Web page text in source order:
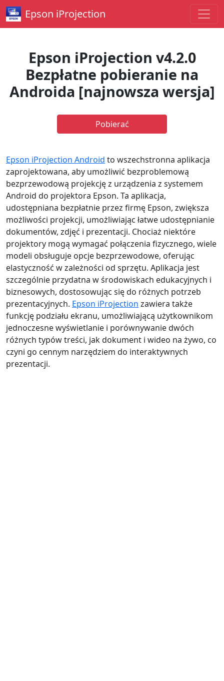
Epson iProjection
Epson iProjection v4.2.0
Bezpłatne pobieranie na
Androida [najnowsza wersja]
Pobierać
Epson iProjection Android to wszechstronna aplikacja
zaprojektowana, aby umożliwić bezproblemową
bezprzewodową projekcję z urządzenia z systemem
Android do projektora Epson. Ta aplikacja,
udostępniana bezpłatnie przez firmę Epson, zwiększa
możliwości projekcji, umożliwiając łatwe udostępnianie
dokumentów, zdjęć i prezentacji. Chociaż niektóre
projektory mogą wymagać połączenia fizycznego, wiele
modeli obsługuje opcje bezprzewodowe, oferując
elastyczność w zależności od sprzętu. Aplikacja jest
szczególnie przydatna w środowiskach edukacyjnych i
biznesowych, dostosowując się do różnych potrzeb
prezentacyjnych. Epson iProjection zawiera także
funkcję podziału ekranu, umożliwiającą użytkownikom
jednoczesne wyświetlanie i porównywanie dwóch
różnych typów treści, jak dokument i wideo na żywo, co
czyni go cennym narzędziem do interaktywnych
prezentacji.